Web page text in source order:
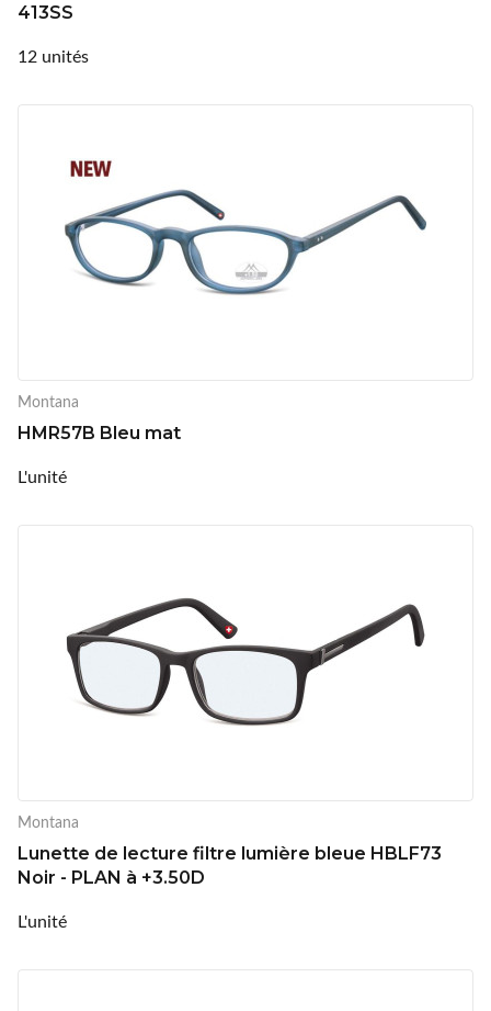
413SS
12 unités
Montana
HMR57B Bleu mat
L'unité
Montana
Lunette de lecture filtre lumière bleue HBLF73
Noir - PLAN à +3.50D
L'unité